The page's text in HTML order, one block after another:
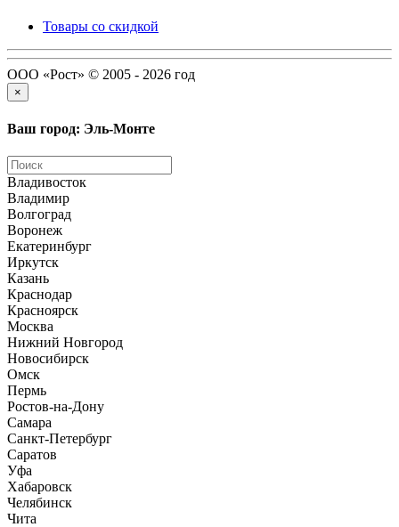
Товары со скидкой
ООО «Рост» © 2005 - 2026 год
×
Ваш город: Эль-Монте
Владивосток
Владимир
Волгоград
Воронеж
Екатеринбург
Иркутск
Казань
Краснодар
Красноярск
Москва
Нижний Новгород
Новосибирск
Омск
Пермь
Ростов-на-Дону
Самара
Санкт-Петербург
Саратов
Уфа
Хабаровск
Челябинск
Чита